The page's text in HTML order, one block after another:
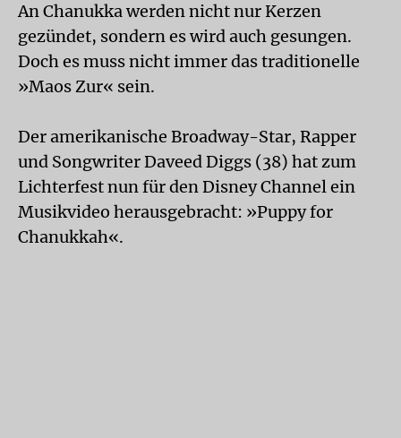
An Chanukka werden nicht nur Kerzen
gezündet, sondern es wird auch gesungen.
Doch es muss nicht immer das traditionelle
»Maos Zur« sein.
Der amerikanische Broadway-Star, Rapper
und Songwriter Daveed Diggs (38) hat zum
Lichterfest nun für den Disney Channel ein
Musikvideo herausgebracht: »Puppy for
Chanukkah«.